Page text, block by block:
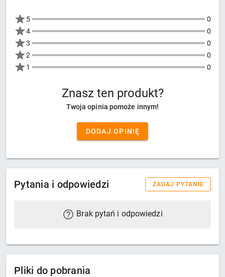
5
0
4
0
3
0
2
0
1
0
Znasz ten produkt?
Twoja opinia pomoże innym!
DODAJ OPINIĘ
Pytania i odpowiedzi ZADAJ PYTANIE
Brak pytań i odpowiedzi
Pliki do pobrania